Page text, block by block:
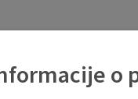
izvješće.pdf
o